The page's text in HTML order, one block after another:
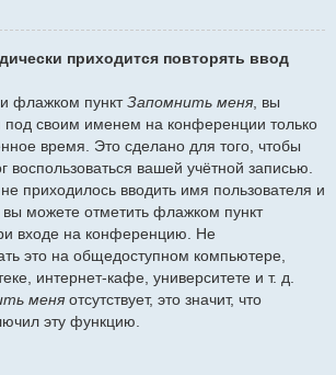
приходится повторять ввод
флажком пунктЗапомнить меня , вы
под своим именем на конференции только
время. Это сделано для того, чтобы
воспользоваться вашей учётной записью.
приходилось вводить имя пользователя и
можете отметить флажком пункт
входе на конференцию. Не
это на общедоступном компьютере,
интернет-кафе, университете и т. д.
меня отсутствует, это значит, что
эту функцию.